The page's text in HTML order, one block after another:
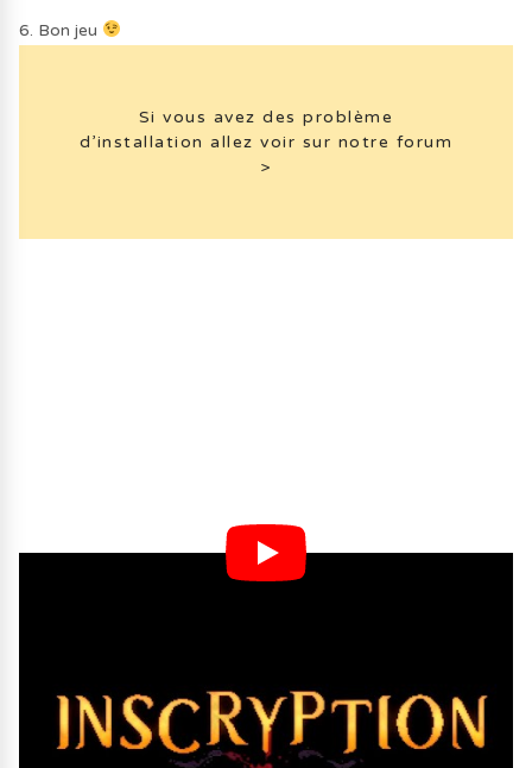
6. Bon jeu
Si vous avez des problème
d’installation allez voir sur notre forum
>